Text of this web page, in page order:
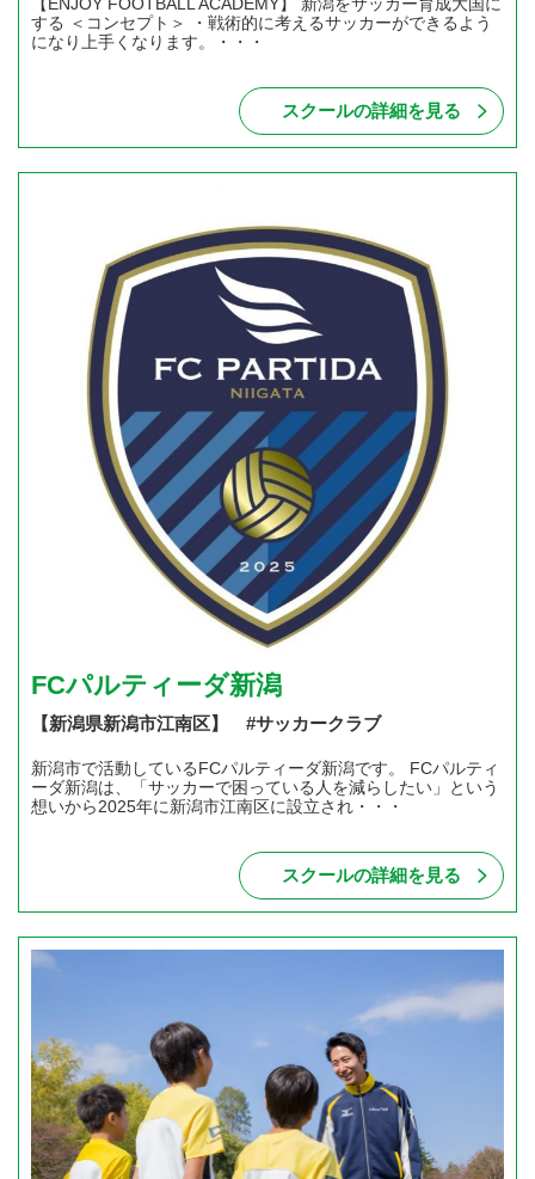
する ＜コンセプト＞ ・戦術的に考えるサッカーができるよう
になり上手くなります。・・・
スクールの詳細を見る
FCパルティーダ新潟
【新潟県新潟市江南区】 #サッカークラブ
新潟市で活動しているFCパルティーダ新潟です。 FCパルティ
ーダ新潟は、「サッカーで困っている人を減らしたい」という
想いから2025年に新潟市江南区に設立され・・・
スクールの詳細を見る